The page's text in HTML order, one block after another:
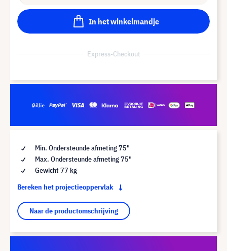
In het winkelmandje
Express-Checkout
Min. Ondersteunde afmeting 75"
Max. Ondersteunde afmeting 75"
Gewicht 77 kg
Bereken het projectieoppervlak
Naar de productomschrijving